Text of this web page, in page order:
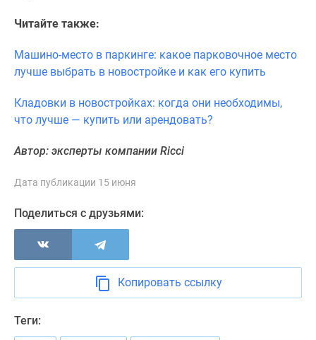
Читайте также:
Машино-место в паркинге: какое парковочное место
лучше выбрать в новостройке и как его купить
Кладовки в новостройках: когда они необходимы,
что лучше — купить или арендовать?
Автор: эксперты компании Ricci
Дата публикации 15 июня
Поделиться с друзьями:
Копировать ссылку
Теги: